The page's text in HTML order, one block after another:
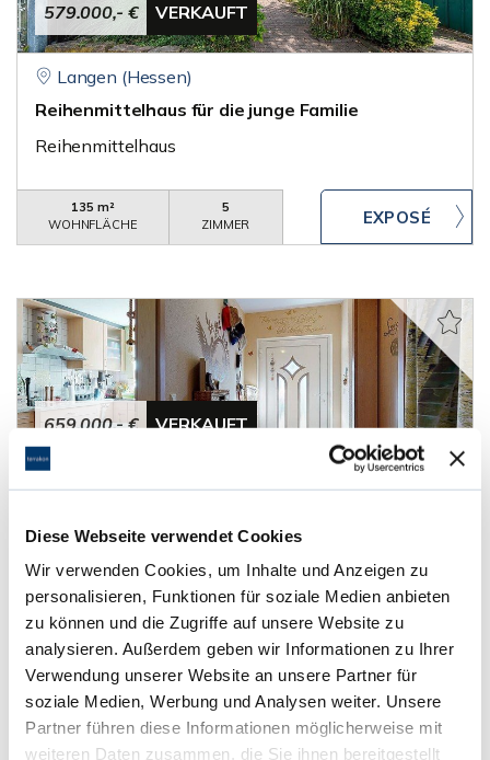
Diese Webseite verwendet Cookies
Wir verwenden Cookies, um Inhalte und Anzeigen zu
personalisieren, Funktionen für soziale Medien anbieten
zu können und die Zugriffe auf unsere Website zu
analysieren. Außerdem geben wir Informationen zu Ihrer
Verwendung unserer Website an unsere Partner für
soziale Medien, Werbung und Analysen weiter. Unsere
Partner führen diese Informationen möglicherweise mit
weiteren Daten zusammen, die Sie ihnen bereitgestellt
579.000,- € VERKAUFT
Langen (Hessen)
Reihenmittelhaus für die junge Familie
Reihenmittelhaus
135 m²
WOHNFLÄCHE
5
ZIMMER
659.000,- € VERKAUFT
Viernheim
Zustand
Reihenmittelhaus
188 m²
WOHNFLÄCHE
5
ZIMMER